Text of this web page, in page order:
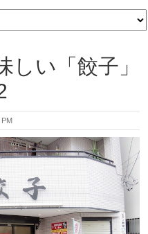
しい「餃子」